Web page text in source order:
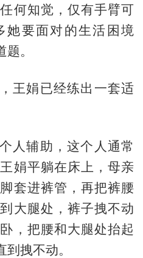
何知觉，仅有手臂可
她要面对的生活困境
。
王娟已经练出一套适
人辅助，这个人通常
娟平躺在床上，母亲
套进裤管，再把裤腰
大腿处，裤子拽不动
，把腰和大腿处抬起
拽不动。